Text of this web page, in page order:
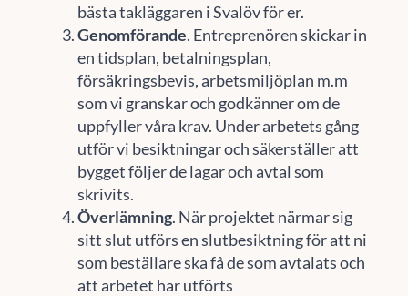
bästa takläggaren i Svalöv för er.
Genomförande. Entreprenören skickar in
en tidsplan, betalningsplan,
försäkringsbevis, arbetsmiljöplan m.m
som vi granskar och godkänner om de
uppfyller våra krav. Under arbetets gång
utför vi besiktningar och säkerställer att
bygget följer de lagar och avtal som
skrivits.
Överlämning. När projektet närmar sig
sitt slut utförs en slutbesiktning för att ni
som beställare ska få de som avtalats och
att arbetet har utförts